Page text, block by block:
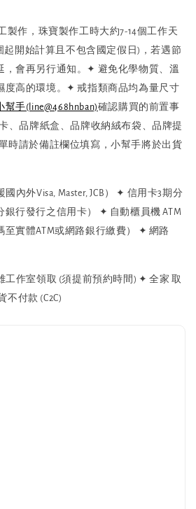
製作，珠寶製作工時大約7-14個工作天
起開始計算且不包含國定假日)，若遇節
會再另行通知。 ✦ 避免化學物質、溫
高的環境。 ✦ 戒指類商品均為量尺寸
幫手(line@468hnban)確認購買的前置事
、品牌紙盒、品牌收納絨布袋、品牌提
時請於備註欄位填寫，小幫手將於出貨
內外Visa, Master, JCB）
✦ 信用卡3期分
行發行之信用卡）
✦ 自動櫃員機 ATM
實體ATM或網路銀行繳費）
✦ 網路
工作室領取 (須提前預約時間) ✦ 全家 取
不付款 (C2C)